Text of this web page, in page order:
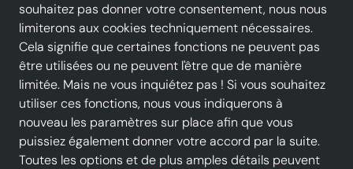
souhaitez pas donner votre consentement, nous nous
limiterons aux cookies techniquement nécessaires.
Cela signifie que certaines fonctions ne peuvent pas
être utilisées ou ne peuvent l'être que de manière
limitée. Mais ne vous inquiétez pas ! Si vous souhaitez
utiliser ces fonctions, nous vous indiquerons à
nouveau les paramètres sur place afin que vous
puissiez également donner votre accord par la suite.
Toutes les options et de plus amples détails peuvent
Couleur Taille
-20
%
-20
%